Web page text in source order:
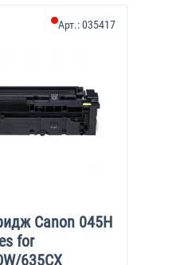
Canon 045H
for
635CX
Арт.:035417